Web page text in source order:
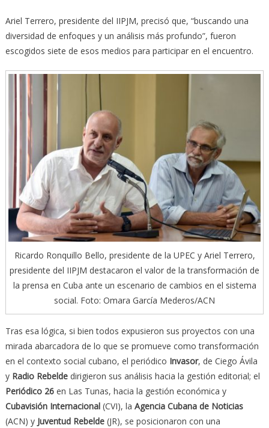
Ariel Terrero, presidente del IIPJM, precisó que, “buscando una
diversidad de enfoques y un análisis más profundo”, fueron
escogidos siete de esos medios para participar en el encuentro.
Ricardo Ronquillo Bello, presidente de la UPEC y Ariel Terrero,
presidente del IIPJM destacaron el valor de la transformación de
la prensa en Cuba ante un escenario de cambios en el sistema
social. Foto: Omara García Mederos/ACN
Tras esa lógica, si bien todos expusieron sus proyectos con una
mirada abarcadora de lo que se promueve como transformación
en el contexto social cubano, el periódico Invasor, de Ciego Ávila
y Radio Rebeldedirigieron sus análisis hacia la gestión editorial; el
Periódico 26en Las Tunas, hacia la gestión económica y
Cubavisión Internacional(CVI), la Agencia Cubana de Noticias
(ACN) y Juventud Rebelde(JR), se posicionaron con una